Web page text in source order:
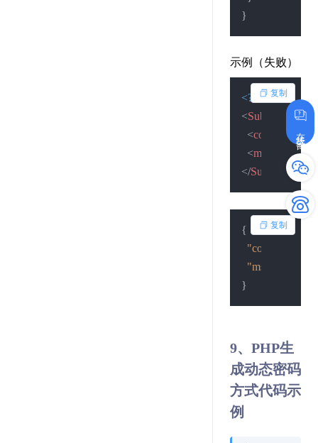
}
示例（失败）
<?xml version=
<SubmitResult >
<code 1</ code
<msg
查询失
</SubmitResult
复制
{
"code"
"msg"
}
复制
9、PHP生
成动态密码
方式代码示
例
在线咨询